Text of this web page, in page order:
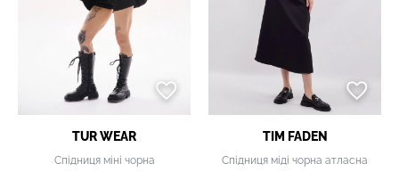
TUR WEAR
Спідниця міні чорна
TIM FADEN
Спідниця міді чорна атласна